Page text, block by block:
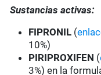
Sustancias activas:
FIPRONIL (
10%)
PIRIPROXIFEN (
3%) en la